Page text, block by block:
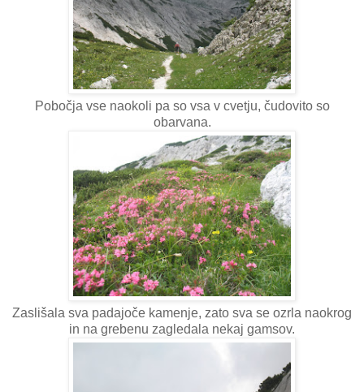
Pobočja vse naokoli pa so vsa v cvetju, čudovito so
obarvana.
Zaslišala sva padajoče kamenje, zato sva se ozrla naokrog
in na grebenu zagledala nekaj gamsov.